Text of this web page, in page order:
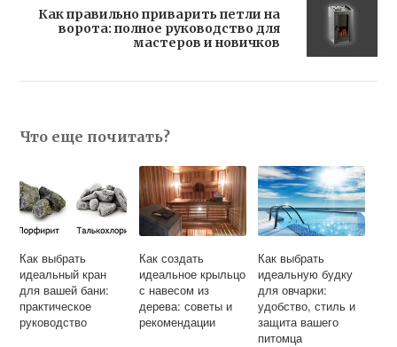
Как правильно приварить петли на
ворота: полное руководство для
мастеров и новичков
Что еще почитать?
Как выбрать
идеальный кран
для вашей бани:
практическое
руководство
Как создать
идеальное крыльцо
с навесом из
дерева: советы и
рекомендации
Как выбрать
идеальную будку
для овчарки:
удобство, стиль и
защита вашего
питомца